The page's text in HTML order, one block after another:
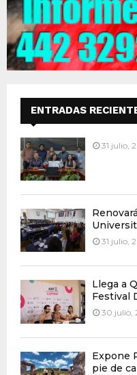
ENTRADAS
31 julio,
31 julio,
Llega a
Festival
30 julio,
Expone
pie de